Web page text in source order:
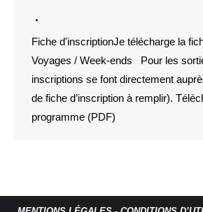
Fiche d'inscriptionJe télécharge la
Voyages / Week-ends Pour les
inscriptions se font directement
de fiche d’inscription à remplir).
programme (PDF)